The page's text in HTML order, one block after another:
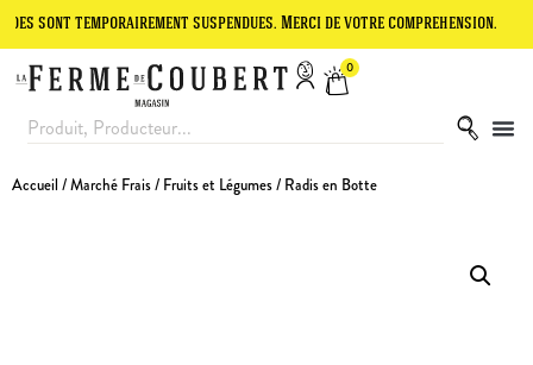
suspendues. Merci de votre compréhension. Le
0
Accueil /Marché Frais/ Fruits et Légumes/ Radis en Botte